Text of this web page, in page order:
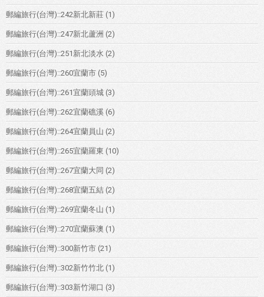
郵編旅行(台灣)::242新北新莊 (1)
郵編旅行(台灣)::247新北蘆洲 (2)
郵編旅行(台灣)::251新北淡水 (2)
郵編旅行(台灣)::260宜蘭市 (5)
郵編旅行(台灣)::261宜蘭頭城 (3)
郵編旅行(台灣)::262宜蘭礁溪 (6)
郵編旅行(台灣)::264宜蘭員山 (2)
郵編旅行(台灣)::265宜蘭羅東 (10)
郵編旅行(台灣)::267宜蘭大同 (2)
郵編旅行(台灣)::268宜蘭五結 (2)
郵編旅行(台灣)::269宜蘭冬山 (1)
郵編旅行(台灣)::270宜蘭蘇澳 (1)
郵編旅行(台灣)::300新竹市 (21)
郵編旅行(台灣)::302新竹竹北 (1)
郵編旅行(台灣)::303新竹湖口 (3)